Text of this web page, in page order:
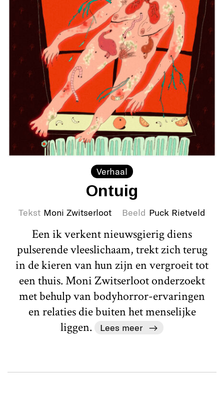
Verhaal
Ontuig
Tekst Moni Zwitserloot Beeld Puck Rietveld
Een ik verkent nieuwsgierig diens
pulserende vleeslichaam, trekt zich terug
in de kieren van hun zijn en vergroeit tot
een thuis. Moni Zwitserloot onderzoekt
met behulp van bodyhorror-ervaringen
en relaties die buiten het menselijke
liggen.
Lees meer